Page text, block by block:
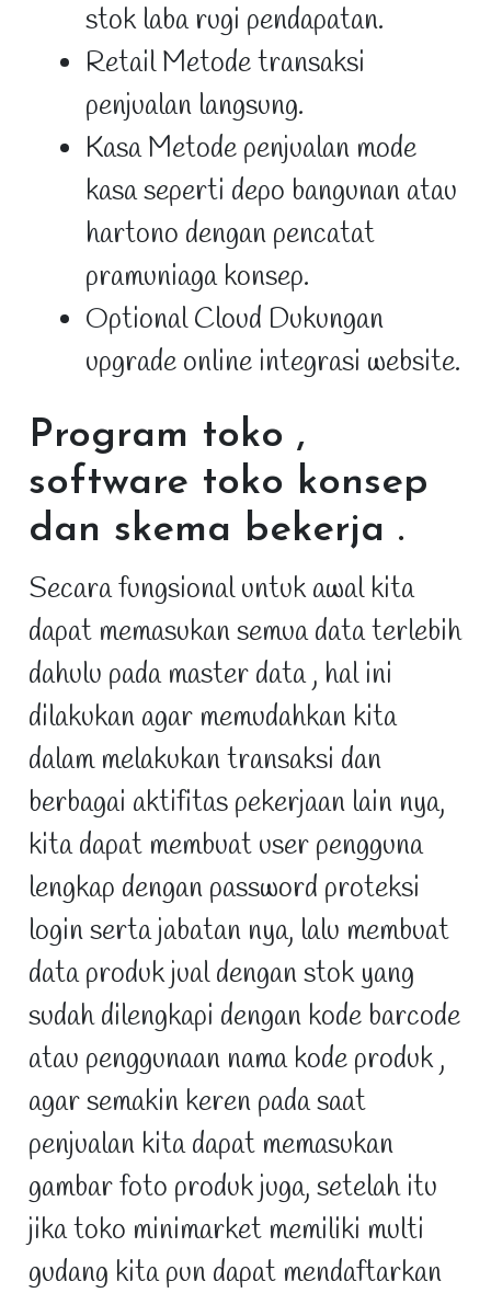
stok laba rugi pendapatan.
Retail Metode transaksi
penjualan langsung.
Kasa Metode penjualan mode
kasa seperti depo bangunan atau
hartono dengan pencatat
pramuniaga konsep.
Optional Cloud Dukungan
upgrade online integrasi website.
Program toko ,
software toko konsep
dan skema bekerja .
Secara fungsional untuk awal kita
dapat memasukan semua data terlebih
dahulu pada master data , hal ini
dilakukan agar memudahkan kita
dalam melakukan transaksi dan
berbagai aktifitas pekerjaan lain nya,
kita dapat membuat user pengguna
lengkap dengan password proteksi
login serta jabatan nya, lalu membuat
data produk jual dengan stok yang
sudah dilengkapi dengan kode barcode
atau penggunaan nama kode produk ,
agar semakin keren pada saat
penjualan kita dapat memasukan
gambar foto produk juga, setelah itu
jika toko minimarket memiliki multi
gudang kita pun dapat mendaftarkan